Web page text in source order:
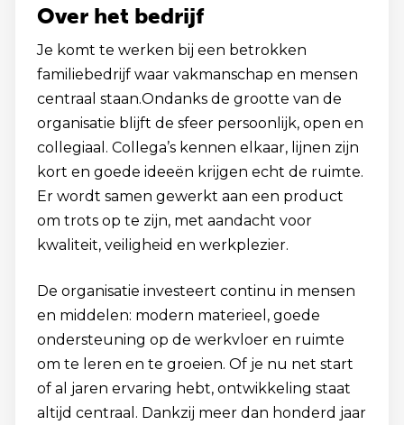
Over het bedrijf
Je komt te werken bij een betrokken
familiebedrijf waar vakmanschap en mensen
centraal staan.Ondanks de grootte van de
organisatie blijft de sfeer persoonlijk, open en
collegiaal. Collega’s kennen elkaar, lijnen zijn
kort en goede ideeën krijgen echt de ruimte.
Er wordt samen gewerkt aan een product
om trots op te zijn, met aandacht voor
kwaliteit, veiligheid en werkplezier.
De organisatie investeert continu in mensen
en middelen: modern materieel, goede
ondersteuning op de werkvloer en ruimte
om te leren en te groeien. Of je nu net start
of al jaren ervaring hebt, ontwikkeling staat
altijd centraal. Dankzij meer dan honderd jaar